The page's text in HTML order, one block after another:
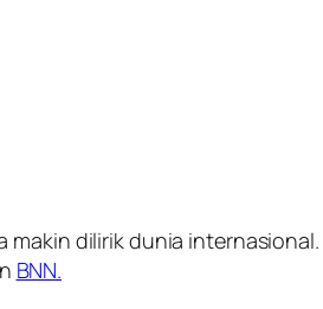
dilirik dunia internasional.
BNN.